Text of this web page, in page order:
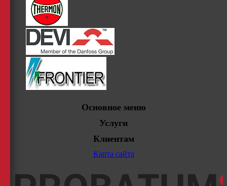
Основное меню
Услуги
Клиентам
Карта сайта